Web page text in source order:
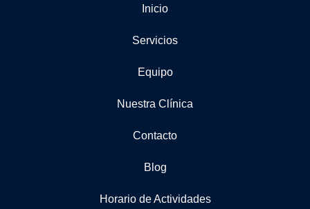
Inicio
Servicios
Equipo
Nuestra Clínica
Contacto
Blog
Horario de Actividades